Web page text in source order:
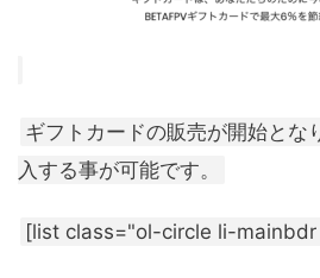
ギフトカードの販売が開始とな
入する事が可能です。
[list class="ol-circle li-